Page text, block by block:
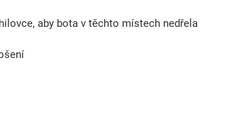
aby bota v těchto místech nedřela